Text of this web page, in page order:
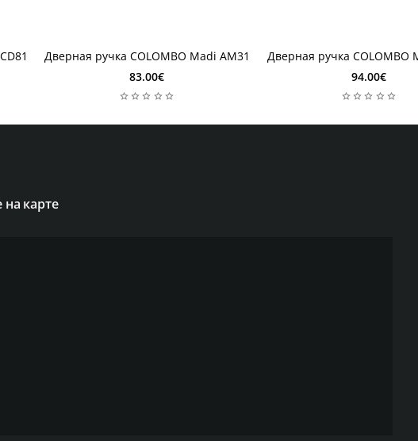
Дверная ручка COLOMBO Madi AM31
83.00€
Дверная ручка COLOMBO
94.00€
карте